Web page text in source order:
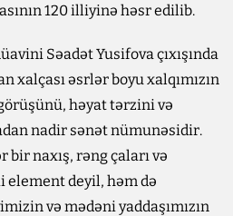
120 illiyinə həsr edilib.
Səadət Yusifova çıxışında
xalçası əsrlər boyu xalqımızın
həyat tərzini və
nadir sənət nümunəsidir.
naxış, rəng çaları və
element deyil, həm də
və mədəni yaddaşımızın